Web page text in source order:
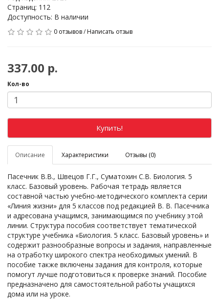
Страниц: 112
Доступность: В наличии
0 отзывов/Написать отзыв
337.00 р.
Кол-во
Купить!
Описание Характеристики Отзывы (0)
Пасечник В.В., Швецов Г.Г., Суматохин С.В. Биология. 5
класс. Базовый уровень. Рабочая тетрадь является
составной частью учебно-методического комплекта серии
«Линия жизни» для 5 классов под редакцией В. В. Пасечника
и адресована учащимся, занимающимся по учебнику этой
линии. Структура пособия соответствует тематической
структуре учебника «Биология. 5 класс. Базовый уровень» и
содержит разнообразные вопросы и задания, направленные
на отработку широкого спектра необходимых умений. В
пособие также включены задания для контроля, которые
помогут лучше подготовиться к проверке знаний. Пособие
предназначено для самостоятельной работы учащихся
дома или на уроке.